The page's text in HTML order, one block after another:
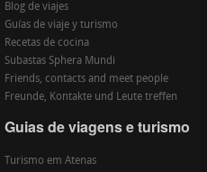
Blog de viajes
Guías de viaje y turismo
Recetas de cocina
Subastas Sphera Mundi
Friends, contacts and meet people
Freunde, Kontakte und Leute treffen
Guias de viagens e turismo
Turismo em Atenas